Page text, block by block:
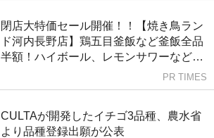
閉店大特価セール開催！！【焼き鳥ラン
ド河内長野店】鶏五目釜飯など釜飯全品
半額！ハイボール、レモンサワーなど
150円！生ビール290円！ソフトドリン
ク100円！！最終営業日は夏休み最終日8
PR TIMES
CULTAが開発したイチゴ3品種、農水省
より品種登録出願が公表